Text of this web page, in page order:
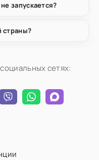
запускается?
страны?
сетях: